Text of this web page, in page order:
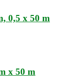
0,5 x 50 m
x 50 m